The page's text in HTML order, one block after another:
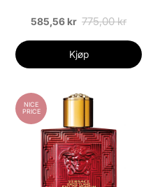
585,56 kr 775,00 kr
Kjøp
NICE
PRICE